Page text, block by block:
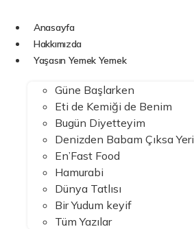
Anasayfa
Hakkımızda
Yaşasın Yemek Yemek
Güne Başlarken
Eti de Kemiği de Benim
Bugün Diyetteyim
Denizden Babam Çıksa
En’Fast Food
Hamurabi
Dünya Tatlısı
Bir Yudum keyif
Tüm Yazılar